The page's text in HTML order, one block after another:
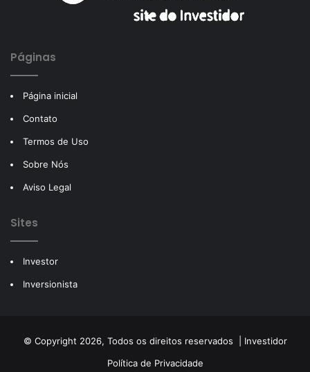
Páginas
Página inicial
Contato
Termos de Uso
Sobre Nós
Aviso Legal
Sites
Investor
Inversionista
© Copyright 2026, Todos os direitos reservados | Investidor
Política de Privacidade